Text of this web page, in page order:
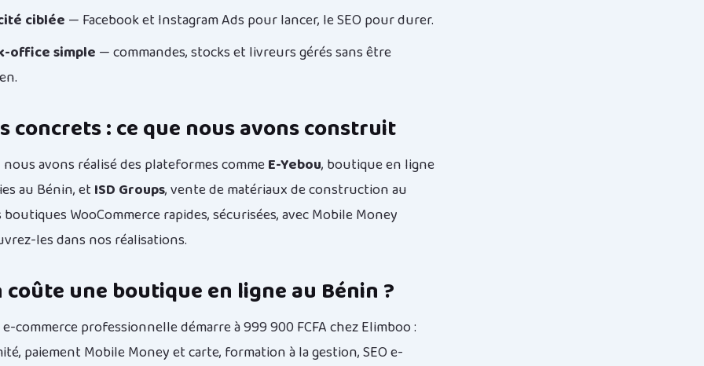
ciblée — Facebook et Instagram Ads pour lancer, le SEO pour durer.
office simple — commandes, stocks et livreurs gérés sans être
concrets : ce que nous avons construit
nous avons réalisé des plateformes commeE-Yebou, boutique en ligne
au Bénin, et ISD Groups, vente de matériaux de construction au
WooCommerce rapides, sécurisées, avec Mobile Money
les dans nos réalisations.
coûte une boutique en ligne au Bénin ?
commerce professionnelle démarre à 999 900 FCFA chez Elimboo :
paiement Mobile Money et carte, formation à la gestion, SEO e-